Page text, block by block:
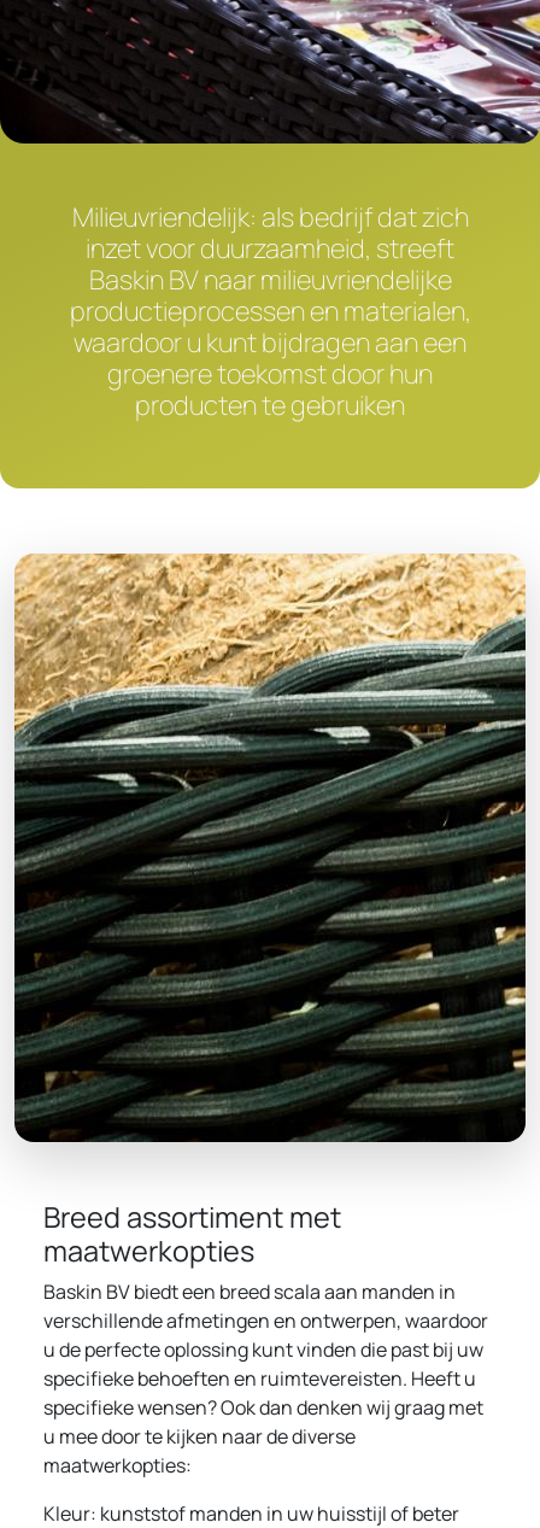
Milieuvriendelijk: als bedrijf dat zich
inzet voor duurzaamheid, streeft
Baskin BV naar milieuvriendelijke
productieprocessen en materialen,
waardoor u kunt bijdragen aan een
groenere toekomst door hun
producten te gebruiken
Breed assortiment met
maatwerkopties
Baskin BV biedt een breed scala aan manden in
verschillende afmetingen en ontwerpen, waardoor
u de perfecte oplossing kunt vinden die past bij uw
specifieke behoeften en ruimtevereisten. Heeft u
specifieke wensen? Ook dan denken wij graag met
u mee door te kijken naar de diverse
maatwerkopties:
Kleur: kunststof manden in uw huisstijl of beter